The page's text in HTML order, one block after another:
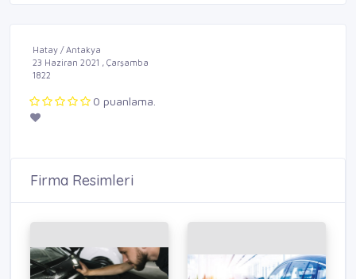
Hatay / Antakya
23 Haziran 2021 , Çarşamba
1822
0 puanlama.
Firma Resimleri